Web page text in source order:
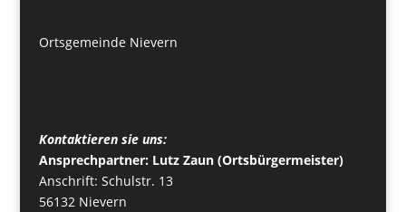
Ortsgemeinde Nievern
Kontaktieren sie uns:
Ansprechpartner: Lutz Zaun (Ortsbürgermeister)
Anschrift: Schulstr. 13
56132 Nievern